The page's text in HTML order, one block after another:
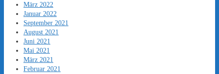
März 2022
Januar 2022
September 2021
August 2021
Juni 2021
Mai 2021
März 2021
Februar 2021